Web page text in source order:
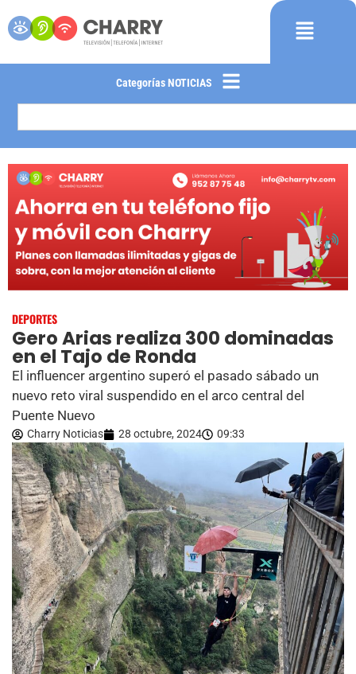
Categorías NOTICIAS
DEPORTES
Gero Arias realiza 300 dominadas
en el Tajo de Ronda
El influencer argentino superó el pasado sábado un
nuevo reto viral suspendido en el arco central del
Puente Nuevo
Charry Noticias 28 octubre, 2024 09:33